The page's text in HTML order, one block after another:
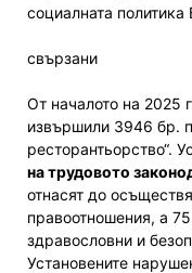
социалната
свързани
От началото на 2025
извършили 3946 бр.
ресторантьорство“.
на трудовото
отнасят до
правоотношения, а
здравословни и
Установените